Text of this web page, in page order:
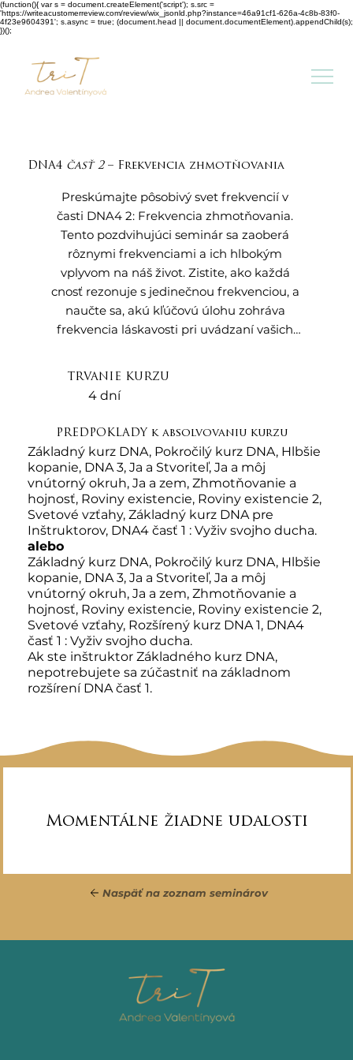
(function(){ var s = document.createElement('script'); s.src =
'https://writeacustomerreview.com/review/wix_jsonld.php?instance=46a91cf1-626a-4c8b-83f0-
4f23e9604391'; s.async = true; (document.head || document.documentElement).appendChild(s);
})();
DNA4 časť 2– Frekvencia zhmotňovania
Preskúmajte pôsobivý svet frekvencií v
časti DNA4 2: Frekvencia zhmotňovania.
Tento pozdvihujúci seminár sa zaoberá
rôznymi frekvenciami a ich hlbokým
vplyvom na náš život. Zistite, ako každá
cnosť rezonuje s jedinečnou frekvenciou, a
naučte sa, akú kľúčovú úlohu zohráva
frekvencia láskavosti pri uvádzaní vašich
zvýšiť svoju frekvenciu? Zapojte sa do tejto
transformačnej cesty.
Tento seminár je ponúkaný len NAŽIVO s
certifikovaným inštruktorom.
TRVANIE KURZU
4 dní
PREDPOKLADY k absolvovaniu kurzu
Základný kurz DNA, Pokročilý kurz DNA, Hlbšie
kopanie, DNA 3, Ja a Stvoriteľ, Ja a môj
vnútorný okruh, Ja a zem, Zhmotňovanie a
hojnosť, Roviny existencie, Roviny existencie 2,
Svetové vzťahy, Základný kurz DNA pre
Inštruktorov, DNA4 časť 1 : Vyživ svojho ducha.​
alebo
Základný kurz DNA, Pokročilý kurz DNA, Hlbšie
kopanie, DNA 3, Ja a Stvoriteľ, Ja a môj
vnútorný okruh, Ja a zem, Zhmotňovanie a
hojnosť, Roviny existencie, Roviny existencie 2,
Svetové vzťahy, Rozšírený kurz DNA 1, DNA4
časť 1 : Vyživ svojho ducha.
Ak ste inštruktor Základného kurz DNA,
nepotrebujete sa zúčastniť na základnom
rozšírení DNA časť 1.
Momentálne žiadne udalosti
Naspäť na zoznam seminárov